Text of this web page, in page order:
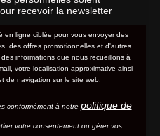
recevoir la newsletter
en ligne ciblée pour vous envoyer des
des offres promotionnelles et d'autres
informations que nous recueillons à
votre localisation approximative ainsi
de navigation sur le site web.
conformément à notre politique de
votre consentement ou gérer vos